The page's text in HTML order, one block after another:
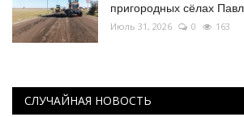
пригородных сёлах
Июль 31, 2026 0 163
СЛУЧАЙНАЯ НОВОСТЬ